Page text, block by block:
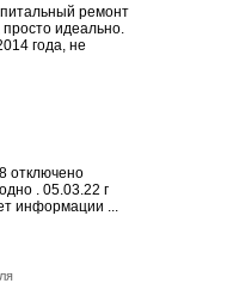
ремонт
идеально.
года, не
отключено
. 05.03.22 г
информации ...